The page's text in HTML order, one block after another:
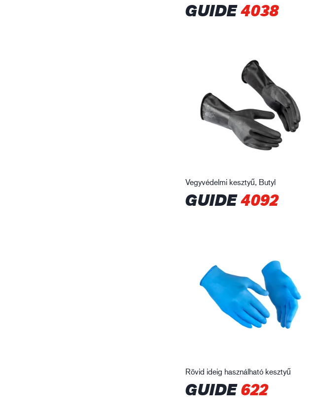
GUIDE4038
Vegyvédelmi kesztyű, Butyl
GUIDE4092
Rövid ideig használható kesztyű
GUIDE622